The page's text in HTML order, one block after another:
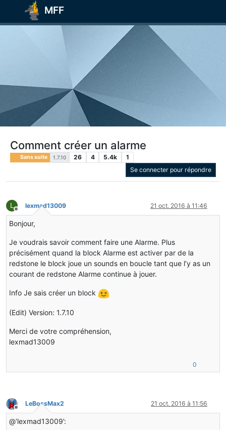
MFF
Comment créer un alarme
Sans suite 1.7.10 26 4 5.4k
1
Se connecter pour répondre
L
Hors-ligne
lexmad13009 21 oct. 2016 à 11:46
Bonjour,
Je voudrais savoir comment faire une Alarme. Plus
précisément quand la block Alarme est activer par de la
redstone le block joue un sounds en boucle tant que l’y as un
courant de redstone Alarme continue à jouer.
Info Je sais créer un block
(Edit) Version: 1.7.10
Merci de votre compréhension,
lexmad13009
0
Hors-ligne
LeBossMax2 21 oct. 2016 à 11:56
@‘lexmad13009’: